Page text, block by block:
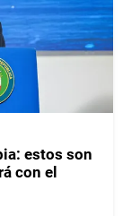
estos son
con el